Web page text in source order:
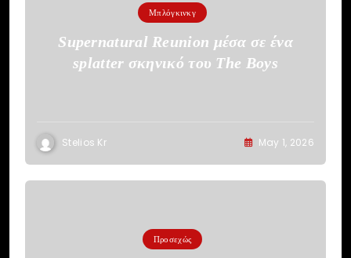
Μπλόγκινκγ
Supernatural Reunion μέσα σε ένα
splatter σκηνικό του The Boys
Stelios Kr May 1, 2026
Προσεχώς